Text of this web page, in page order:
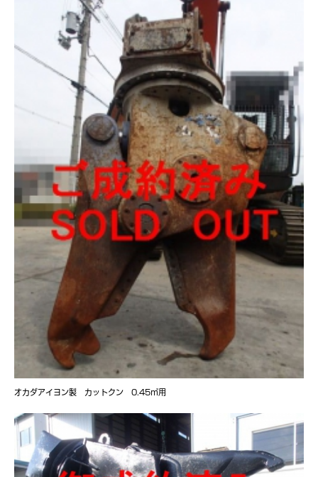
オカダアイヨン製 カットクン 0.45㎥用